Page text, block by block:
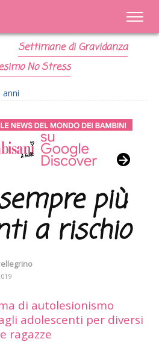
Settimane di Gravidanza
No Stress
anni
più
a rischio
di autolesionismo
adolescenti per diversi
ragazze